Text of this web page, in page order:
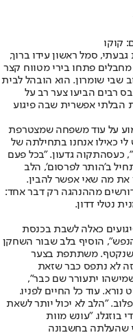
קוקו
סמל ראשון עידו ברוך,
מחבלים פתחו בירי מטווח קצר
שבי שומרון. הוא הובהל לבית
רבים הביעו צער רב על
הבלתי אפשרית שבה פיגוע
לשמוע על עוד משפחה שמצטרפת
כאילו אנחנו בתחילתה של
כעסהתקוה גדעון. "בכל פעם
ב'הותר לפרסום', הלב
את מה שאי אפשר להבין.
מההנהגה רק דבר אחד:
נטלי דדון.
פיגועים כאלה לשבת בכנסת
הוסיף בלב שבור השחקן
שנקטף. משתתפת בצער
לא נתפס כבר שזאת
יתעורר שם כבר",
נורא. עוד כל החיים לפניו.
"הלב לא יכול יותר לשאת
"עונש מוות
שהעלתה בחשבונה